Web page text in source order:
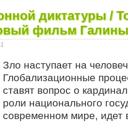
диктатуры /
фильм
Зло наступает на
Глобализационные
ставят вопрос о
роли национального
современном мире, идет